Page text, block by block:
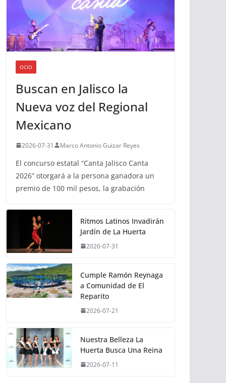
OCIO
Buscan en Jalisco la
Nueva voz del Regional
Mexicano
2026-07-31 Marco Antonio Guizar Reyes
El concurso estatal “Canta Jalisco Canta
2026” otorgará a la persona ganadora un
premio de 100 mil pesos, la grabación
Ritmos Latinos Invadirán
Jardín de La Huerta
2026-07-31
Cumple Ramón Reynaga
a Comunidad de El
Reparito
2026-07-21
Nuestra Belleza La
Huerta Busca Una Reina
2026-07-11